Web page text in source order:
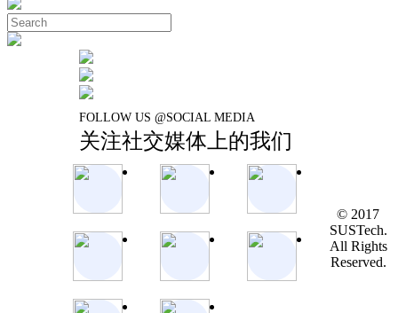
FOLLOW US @SOCIAL MEDIA
关注社交媒体上的我们
© 2017
SUSTech.
All Rights
Reserved.